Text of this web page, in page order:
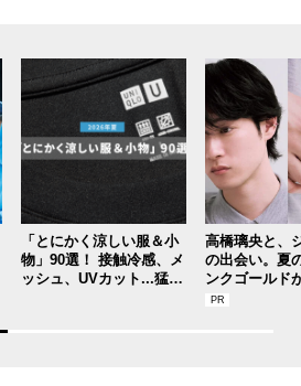
「とにかく涼しい服＆小
物」90選！ 接触冷感、メ
ッシュ、UVカット...猛暑
高橋璃央と、
の出会い。夏
ンクゴールド
SUMMER